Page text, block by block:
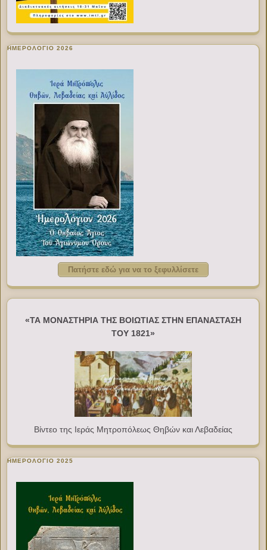
ΗΜΕΡΟΛΟΓΙΟ 2026
Πατήστε εδώ για να το ξεφυλλίσετε
«ΤΑ ΜΟΝΑΣΤΗΡΙΑ ΤΗΣ ΒΟΙΩΤΙΑΣ ΣΤΗΝ ΕΠΑΝΑΣΤΑΣΗ
ΤΟΥ 1821»
Βίντεο της Ιεράς Μητροπόλεως Θηβών και Λεβαδείας
ΗΜΕΡΟΛΟΓΙΟ 2025